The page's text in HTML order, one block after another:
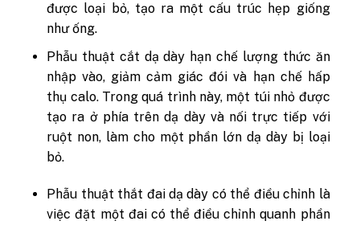
được loại bỏ, tạo ra một cấu trúc hẹp giống
như ống.
Phẫu thuật cắt dạ dày hạn chế lượng thức ăn
nhập vào, giảm cảm giác đói và hạn chế hấp
thụ calo. Trong quá trình này, một túi nhỏ được
tạo ra ở phía trên dạ dày và nối trực tiếp với
ruột non, làm cho một phần lớn dạ dày bị loại
bỏ.
Phẫu thuật thắt đai dạ dày có thể điều chỉnh là
việc đặt một đai có thể điều chỉnh quanh phần